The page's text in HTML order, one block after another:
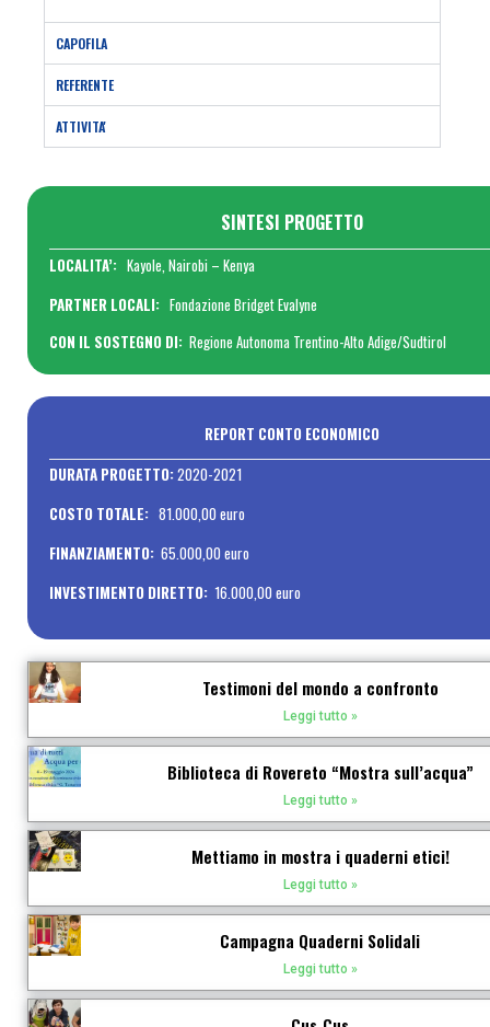
CAPOFILA
REFERENTE
ATTIVITA'
SINTESI PROGETTO
LOCALITA’: Kayole, Nairobi – Kenya
PARTNER LOCALI: Fondazione Bridget Evalyne
CON IL SOSTEGNO DI: Regione Autonoma Trentino-Alto Adige/Sudtirol
REPORT CONTO ECONOMICO
DURATA PROGETTO:2020-2021
COSTO TOTALE: 81.000,00 euro
FINANZIAMENTO: 65.000,00 euro
INVESTIMENTO DIRETTO: 16.000,00 euro
Testimoni del mondo a confronto​
Leggi tutto »
Biblioteca di Rovereto “Mostra sull’acqua”
Leggi tutto »
Mettiamo in mostra i quaderni etici!
Leggi tutto »
Campagna Quaderni Solidali
Leggi tutto »